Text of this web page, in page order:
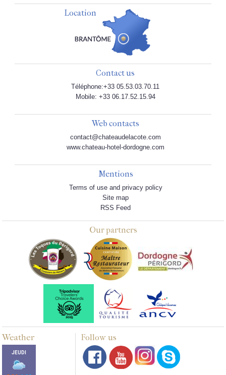
Location
Contact us
Téléphone:+33 05.53.03.70.11
Mobile: +33 06.17.52.15.94
Web contacts
contact@chateaudelacote.com
www.chateau-hotel-dordogne.com
Mentions
Terms of use and privacy policy
Site map
RSS Feed
Our partners
Weather Follow us